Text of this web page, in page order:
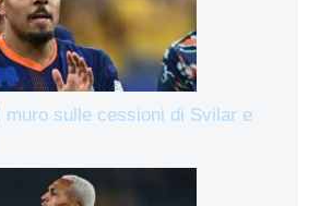
muro sulle cessioni di Svilar e